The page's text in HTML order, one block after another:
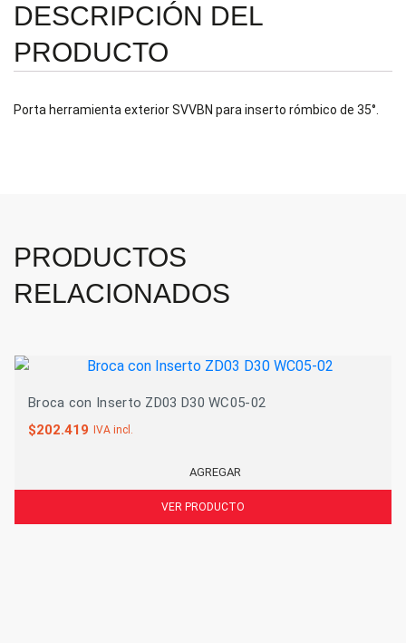
DESCRIPCIÓN DEL
PRODUCTO
Porta herramienta exterior SVVBN para inserto rómbico de 35°.
PRODUCTOS
RELACIONADOS
Broca con Inserto ZD03 D30 WC05-02
$202.419 IVA incl.
AGREGAR
VER PRODUCTO